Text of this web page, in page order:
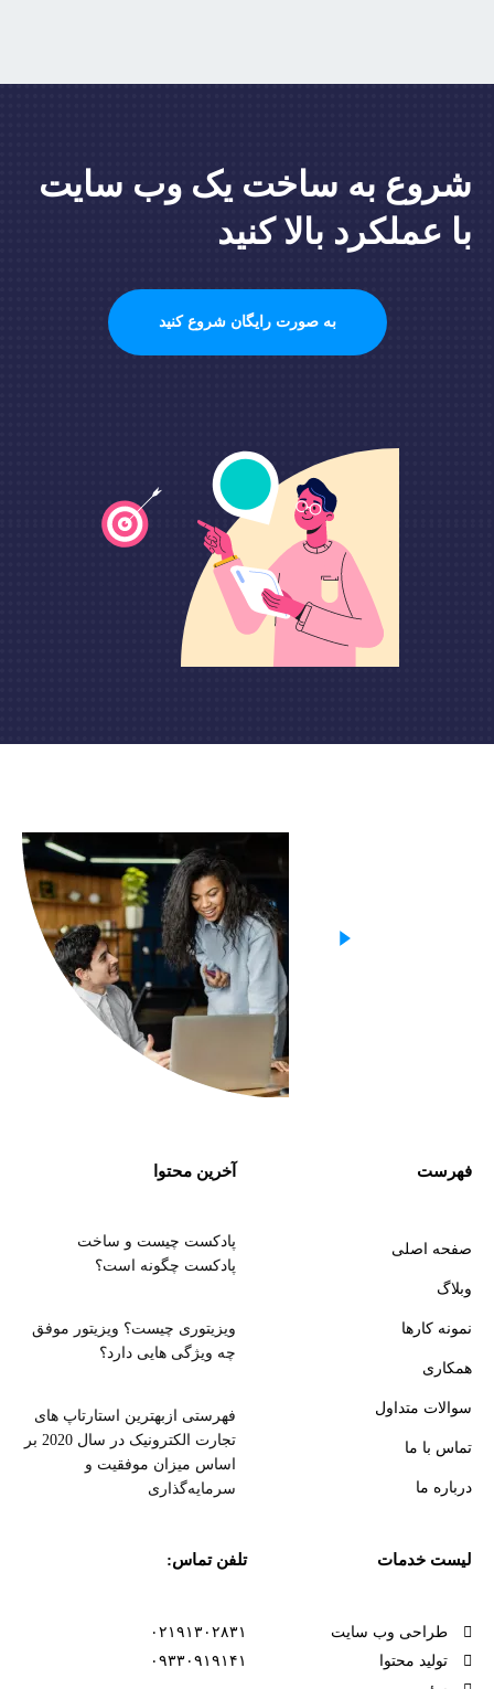
شروع به ساخت یک وب سایت
با عملکرد بالا کنید
به صورت رایگان شروع کنید
فهرست
صفحه اصلی
وبلاگ
نمونه کارها
همکاری
سوالات متداول
تماس با ما
درباره ما
آخرین محتوا
پادکست چیست و ساخت
پادکست چگونه است؟
ویزیتوری چیست؟ ویزیتور موفق
چه ویژگی هایی دارد؟
فهرستی ازبهترین استارتاپ های
تجارت الکترونیک در سال 2020 بر
اساس میزان موفقیت و
سرمایه‌گذاری
لیست خدمات
طراحی وب سایت
تولید محتوا
تلفن تماس:
۰۲۱۹۱۳۰۲۸۳۱
۰۹۳۳۰۹۱۹۱۴۱